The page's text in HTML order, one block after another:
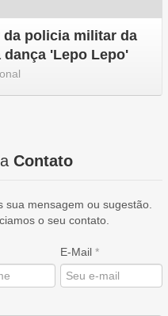
da policia militar da
dança 'Lepo Lepo'
Contato
sua mensagem ou sugestão.
o seu contato.
E-Mail*